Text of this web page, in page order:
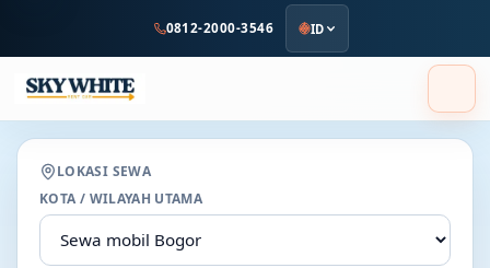
utama
0812-2000-3546 ID
LOKASI SEWA
KOTA / WILAYAH UTAMA